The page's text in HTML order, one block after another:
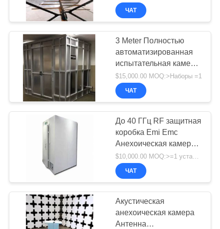
САЙТА
PRIVACY
POLICY
камера защиты
радиочастот
ЧАТ
3 Meter Полностью
автоматизированная
испытательная камера
EMC RF Защищенная
комната и
анехоическая камера
$15,000.00 MOQ:>Наборы =1
ЧАТ
До 40 ГГц RF защитная
коробка Emi Emc
Анехоическая камера
RFi Защищенная RF
защитная комната emc
камера emc
$10,000.00 MOQ:>=1 устанавливает
ЧАТ
Акустическая
анехоическая камера
Антенна